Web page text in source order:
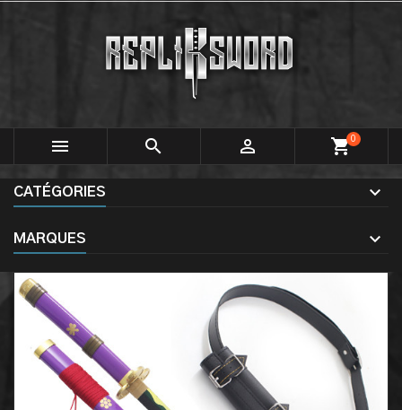
   shopping_cart0
CATÉGORIES
MARQUES